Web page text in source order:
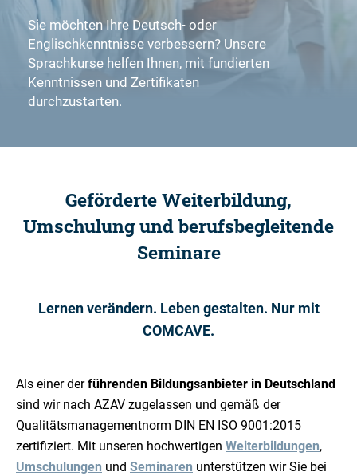
Sie möchten Ihre Deutsch- oder
Englischkenntnisse verbessern? Unsere
Sprachkurse helfen Ihnen, mit fundierten
Kenntnissen und Zertifikaten
durchzustarten.
Geförderte Weiterbildung,
Umschulung und berufsbegleitende
Seminare
Lernen verändern. Leben gestalten. Nur mit
COMCAVE.
Als einer derführenden Bildungsanbieter in Deutschland
sind wir nach AZAV zugelassen und gemäß der
Qualitätsmanagementnorm DIN EN ISO 9001:2015
zertifiziert. Mit unseren hochwertigen Weiterbildungen,
Umschulungen und Seminaren unterstützen wir Sie bei